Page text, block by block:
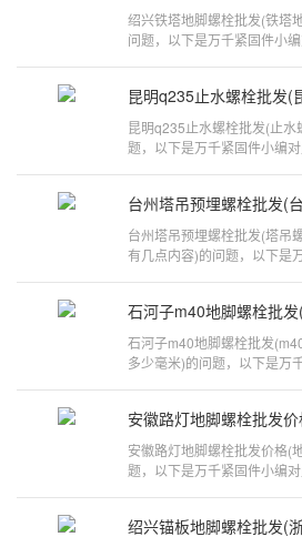
绍兴铁塔地脚螺栓批发(铁塔
问题，以下是万千紧固件小
昆明q235止水螺栓批发(止水
题，以下是万千紧固件小编
台州塔吊预埋螺栓批发(塔吊
有几点内容)的问题，以下是
石河子m40地脚螺栓批
石河子m40地脚螺栓批发
多少毫米)的问题，以下是万
安徽路灯地脚螺栓批发价格(
题，以下是万千紧固件小编
绍兴锚板地脚螺栓批发(